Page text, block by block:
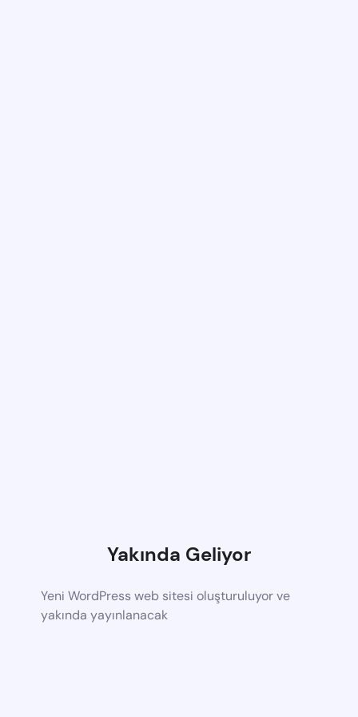
Yakında Geliyor
Yeni WordPress web sitesi oluşturuluyor ve
yakında yayınlanacak